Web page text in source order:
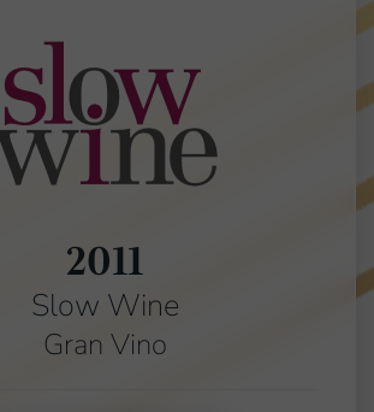
2011
Slow Wine
Gran Vino